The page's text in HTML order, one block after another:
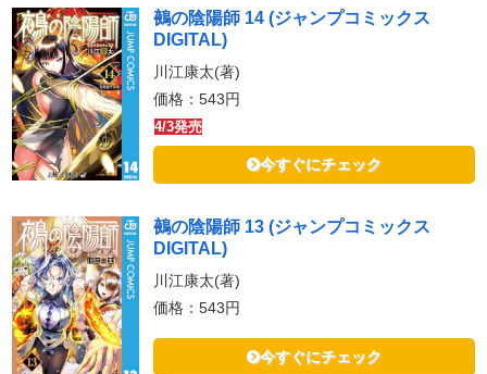
鵺の陰陽師 14 (ジャンプコミックス
DIGITAL)
川江康太(著)
価格：543円
4/3発売
今すぐにチェック
鵺の陰陽師 13 (ジャンプコミックス
DIGITAL)
川江康太(著)
価格：543円
今すぐにチェック